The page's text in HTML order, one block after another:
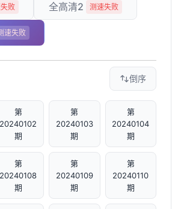
败 全高清2 测速失败
速失败
倒序
第
20240102
期
第
20240103
期
第
20240104
期
第
20240108
期
第
20240109
期
第
20240110
期